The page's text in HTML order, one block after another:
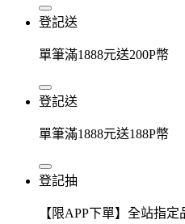
登記送
單筆滿1888元送200P幣
登記送
單筆滿1888元送188P幣
登記抽
【限APP下單】全站指